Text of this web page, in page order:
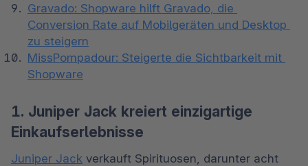
Gravado: Shopware hilft Gravado, die
Conversion Rate auf Mobilgeräten und Desktop
zu steigern
MissPompadour: Steigerte die Sichtbarkeit mit
Shopware
1. Juniper Jack kreiert einzigartige
Einkaufserlebnisse
Juniper Jack verkauft Spirituosen, darunter acht